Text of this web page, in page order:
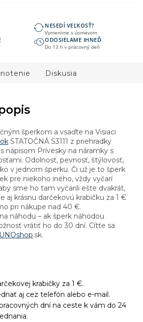
NESEDÍ VEĽKOSŤ?
Vymeníme s úsmevom
ODOSIELAME IHNEĎ
Do 13 h v pracovný deň
Diskusia
šperkom a vsaďte na Visiaci
STATOČNÁ S3111 z priehradky
nápisom Prívesky na náramky s
Odolnosť, pevnosť, štýlovosť,
v jednom šperku. Či už je to šperk
pre niekoho iného, vždy vyčarí
sme ho tam vyčarili ešte dvakrát,
aj krásnu darčekovú krabičku za 1 €
pri nákupe nad 40 €.
náhodu – ak šperk náhodou
vrátiť ho do 30 dní. Cítťe sa
.sk.
krabičky za 1 €.
aj cez telefón alebo e-mail.
dní na ceste k vám do 24